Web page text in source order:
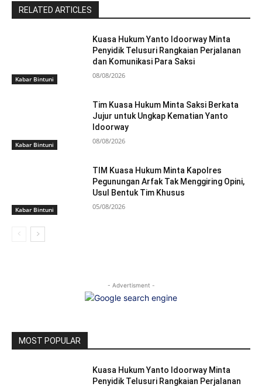
RELATED ARTICLES
Kabar Bintuni
Kuasa Hukum Yanto Idoorway Minta
Penyidik Telusuri Rangkaian Perjalanan
dan Komunikasi Para Saksi
08/08/2026
Kabar Bintuni
Tim Kuasa Hukum Minta Saksi Berkata
Jujur untuk Ungkap Kematian Yanto
Idoorway
08/08/2026
Kabar Bintuni
TIM Kuasa Hukum Minta Kapolres
Pegunungan Arfak Tak Menggiring Opini,
Usul Bentuk Tim Khusus
05/08/2026
- Advertisment -
MOST POPULAR
Kuasa Hukum Yanto Idoorway Minta
Penyidik Telusuri Rangkaian Perjalanan